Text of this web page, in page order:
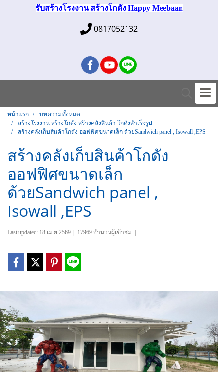
รับสร้างโรงงาน สร้างโกดัง Happy Meebaan
0817052132
หน้าแรก
บทความทั้งหมด
สร้างโรงงาน สร้างโกดัง สร้างคลังสินค้า โกดังสำเร็จรูป
สร้างคลังเก็บสินค้าโกดัง ออฟฟิศขนาดเล็ก ด้วยSandwich panel , Isowall ,EPS
สร้างคลังเก็บสินค้าโกดัง
ออฟฟิศขนาดเล็ก
ด้วยSandwich panel ,
Isowall ,EPS
Last updated: 18 เม.ย 2569 17969 จำนวนผู้เข้าชม